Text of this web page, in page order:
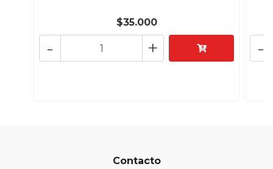
$35.000
+
- -
Contacto